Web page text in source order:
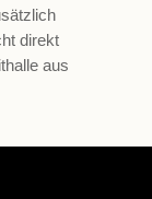
direkt
aus